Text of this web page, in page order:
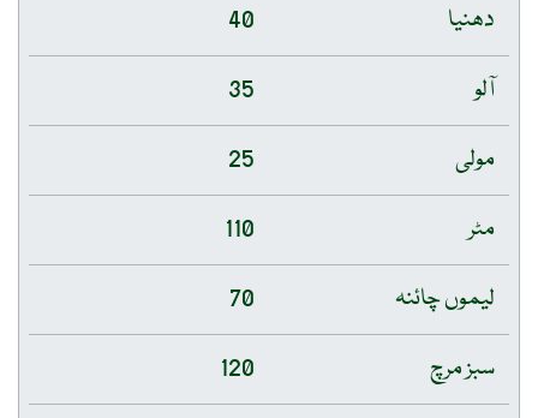
دھنیا
40
آلو
35
مولی
25
مٹر
110
لیموں چائنہ
70
سبز مرچ
120